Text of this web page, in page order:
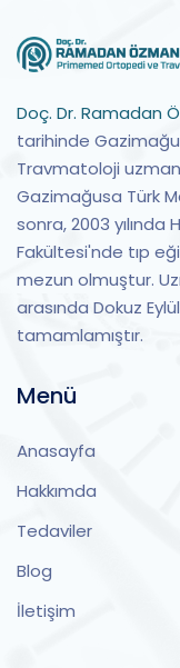
Doç. Dr. Ramadan
tarihinde
Travmatoloji
Gazimağusa Türk
sonra, 2003
Fakültesi'nde tıp
mezun olmuştur.
arasında Dokuz
tamamlamıştır.
Menü
Anasayfa
Hakkımda
Tedaviler
Blog
İletişim